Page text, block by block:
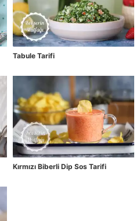
Tabule Tarifi
Kırmızı Biberli Dip Sos Tarifi